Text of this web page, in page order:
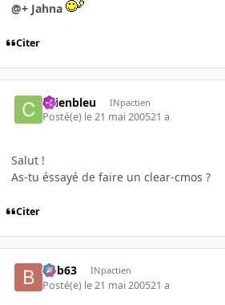
@+ Jahna
Citer
chienbleu INpactien
Posté(e) le 21 mai 200521 a
Salut !
As-tu éssayé de faire un clear-cmos ?
Citer
bob63 INpactien
Posté(e) le 21 mai 200521 a